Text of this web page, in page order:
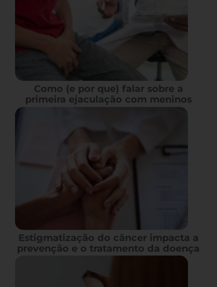
Como (e por que) falar sobre a
primeira ejaculação com meninos
Estigmatização do câncer impacta a
prevenção e o tratamento da doença